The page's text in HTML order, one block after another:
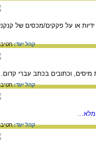
או על פקקים/מכסים של קנקני
קהל יעד:
קהל יעד:
קהל יעד: